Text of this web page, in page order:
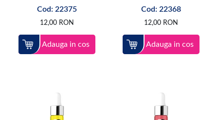
Cod: 22375
12,00 RON
Adauga in cos
Cod: 22368
12,00 RON
Adauga in cos